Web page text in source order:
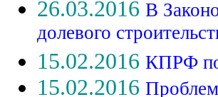
26.03.2016 В
долевого
15.02.2016 КПРФ
15.02.2016